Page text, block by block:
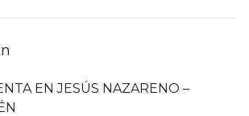
EN JESÚS NAZARENO –